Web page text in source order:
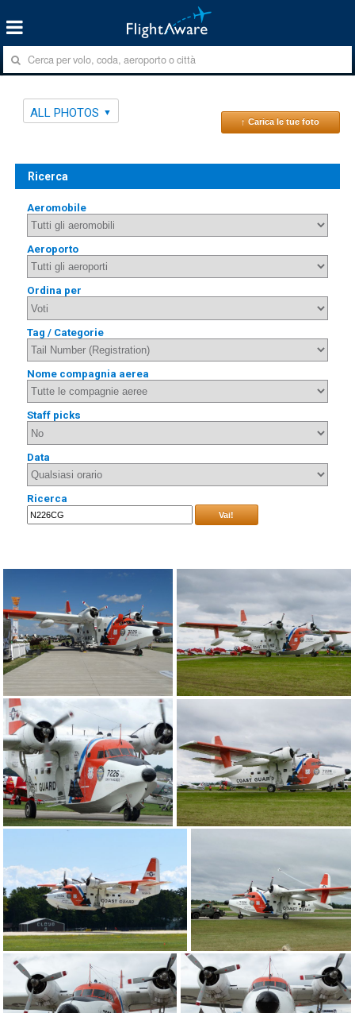
ALL PHOTOS
↑ Carica le tue foto
Ricerca
Aeromobile
Aeroporto
Ordina per
Tag / Categorie
Nome compagnia aerea
Staff picks
Data
Ricerca
Vai!